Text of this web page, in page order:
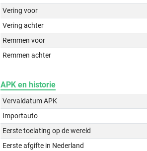
Vering voor
Vering achter
Remmen voor
Remmen achter
APK en historie
Vervaldatum APK
Importauto
Eerste toelating op de wereld
Eerste afgifte in Nederland